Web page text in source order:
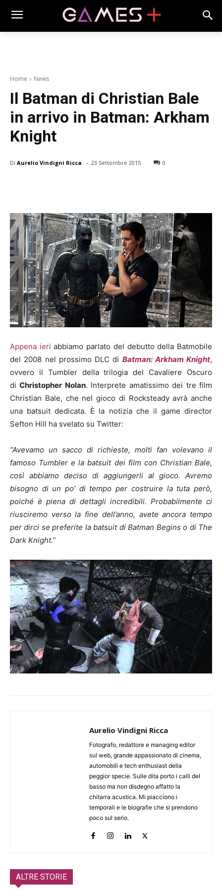
Home News
Il Batman di Christian Bale
in arrivo in Batman: Arkham
Knight
Di Aurelio Vindigni Ricca - 23 Settembre 2015 0
Appena ieri abbiamo parlato del debutto della Batmobile
del 2008 nel prossimo DLC di Batman: Arkham Knight,
ovvero il Tumbler della trilogia del Cavaliere Oscuro
diChristopher Nolan. Interprete amatissimo dei tre film
Christian Bale, che nel gioco di Rocksteady avrà anche
una batsuit dedicata. È la notizia che il game director
Sefton Hill ha svelato su Twitter:
“Avevamo un sacco di richieste, molti fan volevano il
famoso Tumbler e la batsuit dei film con Christian Bale,
così abbiamo deciso di aggiungerli al gioco. Avremo
bisogno di un po’ di tempo per costruire la tuta però,
poiché è piena di dettagli incredibili. Probabilmente ci
riusciremo verso la fine dell’anno, avete ancora tempo
per dirci se preferite la batsuit di Batman Begins o di The
Dark Knight.”
Aurelio Vindigni Ricca
Fotografo, redattore e managing editor
sul web, grande appassionato di cinema,
automobili e tech enthusiast della
peggior specie. Sulle dita porto i calli del
basso ma non disdegno affatto la
chitarra acustica. Mi piacciono i
temporali e le biografie che si prendono
poco sul serio.
ALTRE STORIE